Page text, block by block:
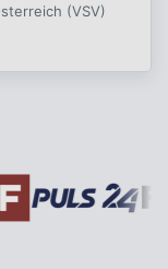
(VSV)